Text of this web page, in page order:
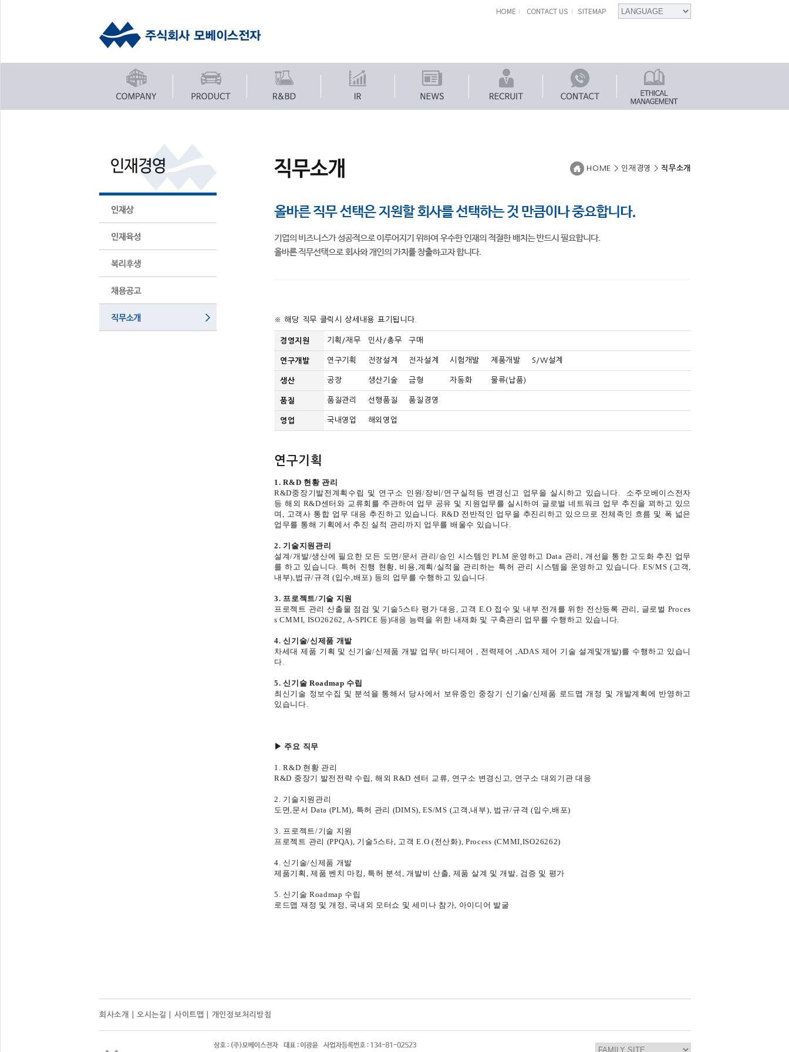
HOME > 인재경영 >직무소개
※ 해당 직무 클릭시 상세내용 표기됩니다.
경영지원 기획/재무 인사/총무 구매
연구개발 연구기획 전장설계 전자설계 시험개발 제품개발 S/W설계
생산 공장 생산기술 금형 자동화 물류(납품)
품질 품질관리 선행품질 품질경영
영업 국내영업 해외영업
연구기획
1. R&D 현황 관리
R&D중장기발전계획수립 및 연구소 인원/장비/연구실적등 변경신고 업무을 실시하고 있습니다. 소주모베이스전자
등 해외 R&D센터와 교류회를 주관하여 업무 공유 및 지원업무를 실시하여 글로벌 네트워크 업무 추진을 꾀하고 있으
며, 고객사 통합 업무 대응 추진하고 있습니다. R&D 전반적인 업무을 추진리하고 있으므로 전체족인 흐름 및 폭 넓은
업무를 통해 기획에서 추진 실적 관리까지 업무를 배울수 있습니다.
2. 기술지원관리
설계/개발/생산에 필요한 모든 도면/문서 관리/승인 시스템인 PLM 운영하고 Data 관리, 개선을 통한 고도화 추진 업무
를 하고 있습니다. 특허 진행 현황, 비용,계획/실적을 관리하는 특허 관리 시스템을 운영하고 있습니다. ES/MS (고객,
내부),법규/규격 (입수,배포) 등의 업무를 수행하고 있습니다.​
3. 프로젝트/기술 지원​
프로젝트 관리 산출물 점검 및 기술5스타 평가 대응, 고객 E.O 접수 및 내부 전개를 위한 전산등록 관리, 글로벌 Proces
s CMMI, ISO26262, A-SPICE 등)대응 능력을 위한 내재화 및 구축관리 업무를 수행하고 있습니다.
4. 신기술/신제품 개발
차세대 제품 기획 및 신기술/신제품 개발 업무( 바디제어 , 전력제어 ,ADAS 제어 기술 설계및개발)를 수행하고 있습니
다.
5. 신기술 Roadmap 수립
최신기술 정보수집 및 분석을 통해서 당사에서 보유중인 중장기 신기술/신제품 로드맵 개정 및 개발계획에 반영하고
있습니다.
▶ 주요 직무
1. R&D 현황 관리​
R&D 중장기 발전전략 수립, 해외 R&D 센터 교류, 연구소 변경신고, 연구소 대외기관 대응
2. 기술지원관리
도면,문서 Data (PLM), 특허 관리 (DIMS), ES/MS (고객,내부), 법규/규격 (입수,배포)​
3. 프로젝트/기술 지원
프로젝트 관리 (PPQA), 기술5스타, 고객 E.O (전산화), Process (CMMI,ISO26262)​
4. 신기술/신제품 개발
제품기획,제품 벤치 마킹, 특허 분석,개발비 산출, 제품 살계 및 개발, 검증 및 평가
5. 신기술 Roadmap 수립
로드맵 재정 및 개정, 국내외 모터쇼 및 세미나 참가, 아이디어 발굴
회사소개 오시는길 사이트맵 개인정보처리방침